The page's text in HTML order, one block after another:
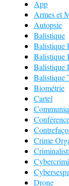
App
Armes et
Autopsie
Balistique
Balistique
Balistique
Balistique
Balistique
Biométrie
Cartel
Crime
Drone